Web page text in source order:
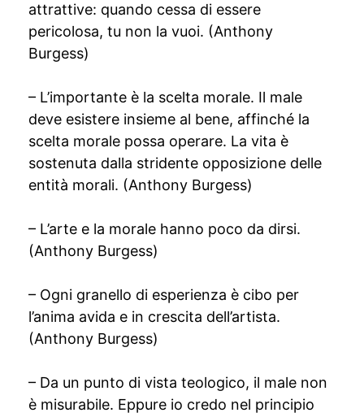
attrattive: quando cessa di essere
pericolosa, tu non la vuoi. (Anthony
Burgess)
– L’importante è la scelta morale. Il male
deve esistere insieme al bene, affinché la
scelta morale possa operare. La vita è
sostenuta dalla stridente opposizione delle
entità morali. (Anthony Burgess)
– L’arte e la morale hanno poco da dirsi.
(Anthony Burgess)
– Ogni granello di esperienza è cibo per
l’anima avida e in crescita dell’artista.
(Anthony Burgess)
– Da un punto di vista teologico, il male non
è misurabile. Eppure io credo nel principio